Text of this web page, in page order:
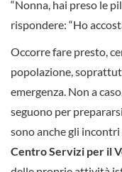
“Nonna, hai preso le
rispondere: “Ho
Occorre fare presto,
popolazione,
emergenza. Non a
seguono per
sono anche gli
Centro Servizi per il